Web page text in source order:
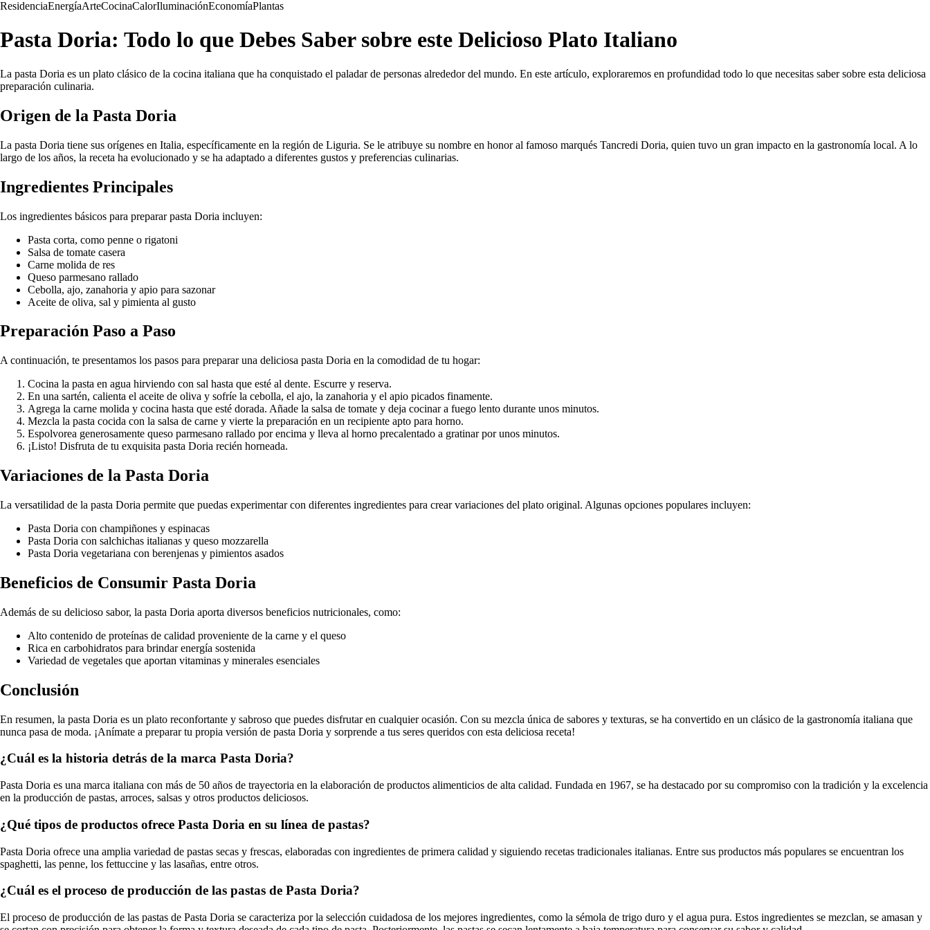
ResidenciaEnergíaArteCocinaCalorIluminaciónEconomíaPlantas
Pasta Doria: Todo lo que Debes Saber sobre este Delicioso Plato Italiano
La pasta Doria es un plato clásico de la cocina italiana que ha conquistado el paladar de personas alrededor del mundo. En este artículo, exploraremos en profundidad todo lo que necesitas saber sobre esta deliciosa
preparación culinaria.
Origen de la Pasta Doria
La pasta Doria tiene sus orígenes en Italia, específicamente en la región de Liguria. Se le atribuye su nombre en honor al famoso marqués Tancredi Doria, quien tuvo un gran impacto en la gastronomía local. A lo
largo de los años, la receta ha evolucionado y se ha adaptado a diferentes gustos y preferencias culinarias.
Ingredientes Principales
Los ingredientes básicos para preparar pasta Doria incluyen:
Pasta corta, como penne o rigatoni
Salsa de tomate casera
Carne molida de res
Queso parmesano rallado
Cebolla, ajo, zanahoria y apio para sazonar
Aceite de oliva, sal y pimienta al gusto
Preparación Paso a Paso
A continuación, te presentamos los pasos para preparar una deliciosa pasta Doria en la comodidad de tu hogar:
Cocina la pasta en agua hirviendo con sal hasta que esté al dente. Escurre y reserva.
En una sartén, calienta el aceite de oliva y sofríe la cebolla, el ajo, la zanahoria y el apio picados finamente.
Agrega la carne molida y cocina hasta que esté dorada. Añade la salsa de tomate y deja cocinar a fuego lento durante unos minutos.
Mezcla la pasta cocida con la salsa de carne y vierte la preparación en un recipiente apto para horno.
Espolvorea generosamente queso parmesano rallado por encima y lleva al horno precalentado a gratinar por unos minutos.
¡Listo! Disfruta de tu exquisita pasta Doria recién horneada.
Variaciones de la Pasta Doria
La versatilidad de la pasta Doria permite que puedas experimentar con diferentes ingredientes para crear variaciones del plato original. Algunas opciones populares incluyen:
Pasta Doria con champiñones y espinacas
Pasta Doria con salchichas italianas y queso mozzarella
Pasta Doria vegetariana con berenjenas y pimientos asados
Beneficios de Consumir Pasta Doria
Además de su delicioso sabor, la pasta Doria aporta diversos beneficios nutricionales, como:
Alto contenido de proteínas de calidad proveniente de la carne y el queso
Rica en carbohidratos para brindar energía sostenida
Variedad de vegetales que aportan vitaminas y minerales esenciales
Conclusión
En resumen, la pasta Doria es un plato reconfortante y sabroso que puedes disfrutar en cualquier ocasión. Con su mezcla única de sabores y texturas, se ha convertido en un clásico de la gastronomía italiana que
nunca pasa de moda. ¡Anímate a preparar tu propia versión de pasta Doria y sorprende a tus seres queridos con esta deliciosa receta!
¿Cuál es la historia detrás de la marca Pasta Doria?
Pasta Doria es una marca italiana con más de 50 años de trayectoria en la elaboración de productos alimenticios de alta calidad. Fundada en 1967, se ha destacado por su compromiso con la tradición y la excelencia
en la producción de pastas, arroces, salsas y otros productos deliciosos.
¿Qué tipos de productos ofrece Pasta Doria en su línea de pastas?
Pasta Doria ofrece una amplia variedad de pastas secas y frescas, elaboradas con ingredientes de primera calidad y siguiendo recetas tradicionales italianas. Entre sus productos más populares se encuentran los
spaghetti, las penne, los fettuccine y las lasañas, entre otros.
¿Cuál es el proceso de producción de las pastas de Pasta Doria?
El proceso de producción de las pastas de Pasta Doria se caracteriza por la selección cuidadosa de los mejores ingredientes, como la sémola de trigo duro y el agua pura. Estos ingredientes se mezclan, se amasan y